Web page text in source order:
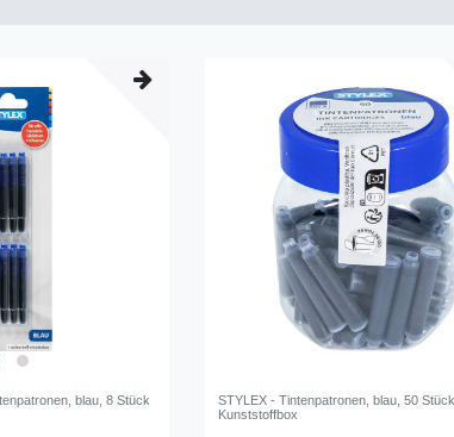
blau, 8 Stück
STYLEX - Tintenpatronen, blau, 50
Kunststoffbox